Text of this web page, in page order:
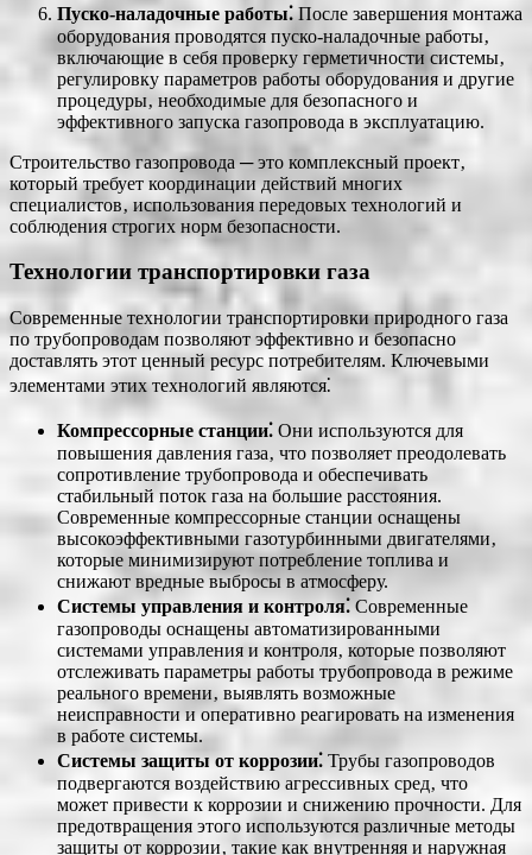
Пуско-наладочные работы⁚После завершения монтажа
оборудования проводятся пуско-наладочные работы‚
включающие в себя проверку герметичности системы‚
регулировку параметров работы оборудования и другие
процедуры‚ необходимые для безопасного и
эффективного запуска газопровода в эксплуатацию.
Строительство газопровода ─ это комплексный проект‚
который требует координации действий многих
специалистов‚ использования передовых технологий и
соблюдения строгих норм безопасности.
Технологии транспортировки газа
Современные технологии транспортировки природного газа
по трубопроводам позволяют эффективно и безопасно
доставлять этот ценный ресурс потребителям. Ключевыми
элементами этих технологий являются⁚
Компрессорные станции⁚ Они используются для
повышения давления газа‚ что позволяет преодолевать
сопротивление трубопровода и обеспечивать
стабильный поток газа на большие расстояния.
Современные компрессорные станции оснащены
высокоэффективными газотурбинными двигателями‚
которые минимизируют потребление топлива и
снижают вредные выбросы в атмосферу.
Системы управления и контроля⁚ Современные
газопроводы оснащены автоматизированными
системами управления и контроля‚ которые позволяют
отслеживать параметры работы трубопровода в режиме
реального времени‚ выявлять возможные
неисправности и оперативно реагировать на изменения
в работе системы.
Системы защиты от коррозии⁚ Трубы газопроводов
подвергаются воздействию агрессивных сред‚ что
может привести к коррозии и снижению прочности. Для
предотвращения этого используются различные методы
защиты от коррозии‚ такие как внутренняя и наружная